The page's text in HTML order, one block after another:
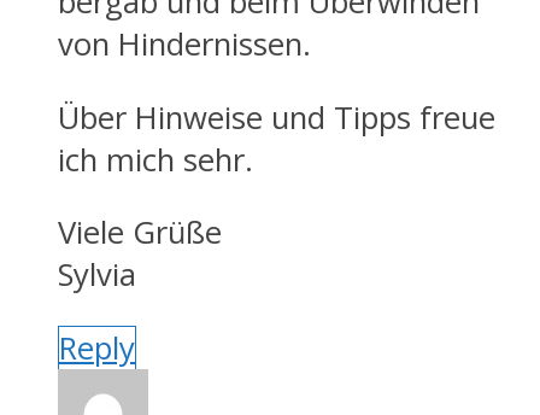
von Hindernissen.
Über Hinweise und Tipps freue
ich mich sehr.
Viele Grüße
Sylvia
Reply